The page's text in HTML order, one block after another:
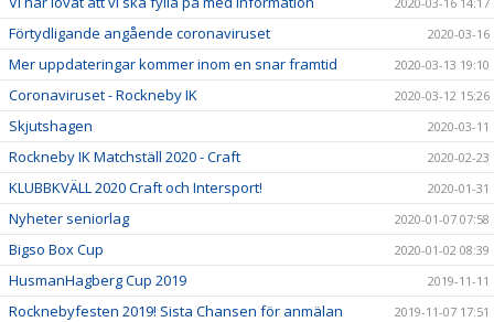
Förtydligande angående coronaviruset 2020-03-16
Mer uppdateringar kommer inom en snar framtid 2020-03-13 19:10
Coronaviruset - Rockneby IK 2020-03-12 15:26
Skjutshagen 2020-03-11
Rockneby IK Matchställ 2020 - Craft 2020-02-23
KLUBBKVÄLL 2020 Craft och Intersport! 2020-01-31
Nyheter seniorlag 2020-01-07 07:58
Bigso Box Cup 2020-01-02 08:39
HusmanHagberg Cup 2019 2019-11-11
Rocknebyfesten 2019! Sista Chansen för anmälan 2019-11-07 17:51